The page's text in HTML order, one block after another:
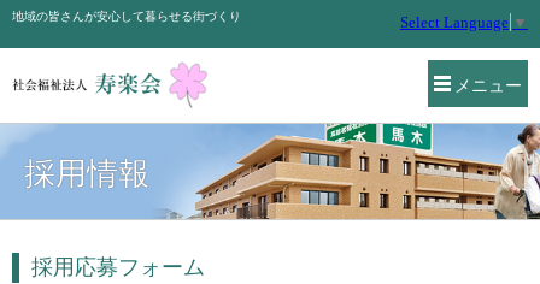
メニュー
地域の皆さんが安心して暮らせる街づくり Select Language ▼
採用情報
採用応募フォーム